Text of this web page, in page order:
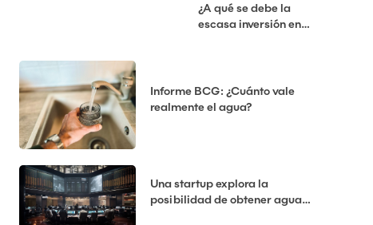
¿A qué se debe la
escasa inversión en
Informe BCG: ¿Cuánto vale
realmente el agua?
Una startup explora la
posibilidad de obtener agua